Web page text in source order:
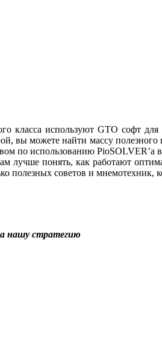
класса используют GTO софт
вы можете найти массу
по использованию PioSOLVER’а
лучше понять, как работают
полезных советов и мнемотехник,
нашу стратегию